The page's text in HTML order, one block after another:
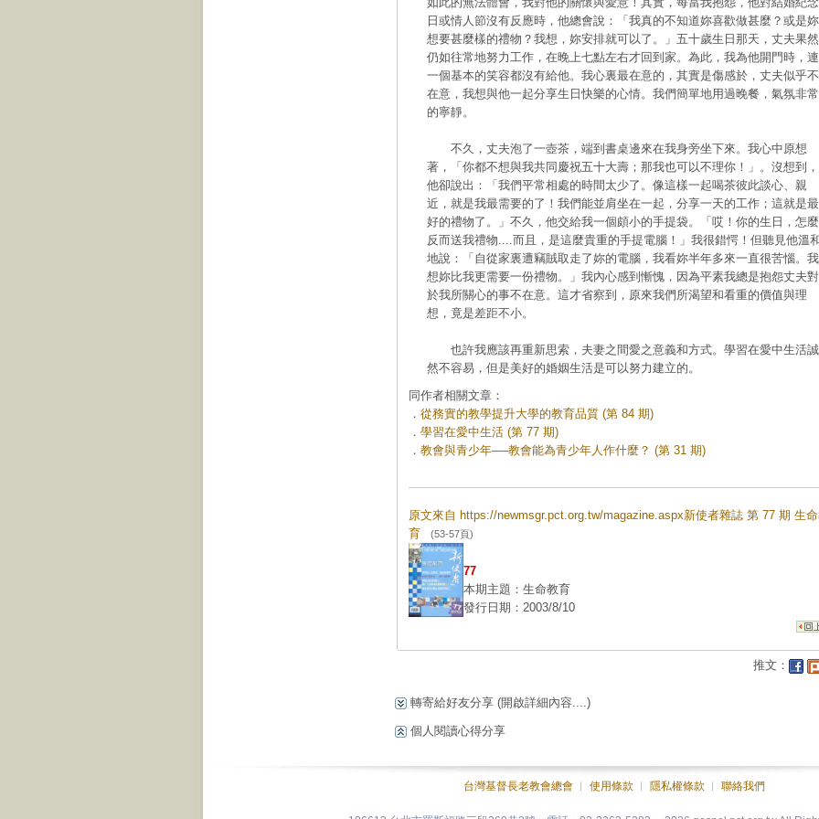
日或情人節沒有反應時，他總會說：「我真的不知道妳喜歡做甚麼？或是妳
想要甚麼樣的禮物？我想，妳安排就可以了。」五十歲生日那天，丈夫果然
仍如往常地努力工作，在晚上七點左右才回到家。為此，我為他開門時，連
一個基本的笑容都沒有給他。我心裏最在意的，其實是傷感於，丈夫似乎不
在意，我想與他一起分享生日快樂的心情。我們簡單地用過晚餐，氣氛非常
的寧靜。
不久，丈夫泡了一壺茶，端到書桌邊來在我身旁坐下來。我心中原想
著，「你都不想與我共同慶祝五十大壽；那我也可以不理你！」。沒想到，
他卻說出：「我們平常相處的時間太少了。像這樣一起喝茶彼此談心、親
近，就是我最需要的了！我們能並肩坐在一起，分享一天的工作；這就是最
好的禮物了。」不久，他交給我一個頗小的手提袋。「哎！你的生日，怎麼
反而送我禮物....而且，是這麼貴重的手提電腦！」我很錯愕！但聽見他溫
地說：「自從家裏遭竊賊取走了妳的電腦，我看妳半年多來一直很苦惱。我
想妳比我更需要一份禮物。」我內心感到慚愧，因為平素我總是抱怨丈夫對
於我所關心的事不在意。這才省察到，原來我們所渴望和看重的價值與理
想，竟是差距不小。
也許我應該再重新思索，夫妻之間愛之意義和方式。學習在愛中生活誠
然不容易，但是美好的婚姻生活是可以努力建立的。
同作者相關文章：
． 從務實的教學提升大學的教育品質 (第 84 期)
． 學習在愛中生活 (第 77 期)
． 教會與青少年──教會能為青少年人作什麼？ (第 31 期)
原文來自 https://newmsgr.pct.org.tw/magazine.aspx新使者雜誌 第 77 期 生
育 (53-57頁)
77
本期主題：生命教育
發行日期：2003/8/10
推文：
轉寄給好友分享 (開啟詳細內容....)
個人閱讀心得分享
台灣基督長老教會總會 ︱ 使用條款 ︱ 隱私權條款 ︱ 聯絡我們